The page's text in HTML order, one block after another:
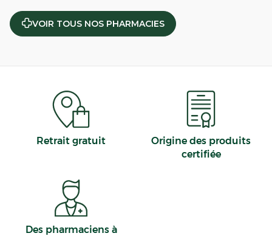
CHOISIR CETTE PHARMACIE
VOIR TOUS NOS PHARMACIES
Retrait gratuit
Origine des produits
certifiée
Des pharmaciens à